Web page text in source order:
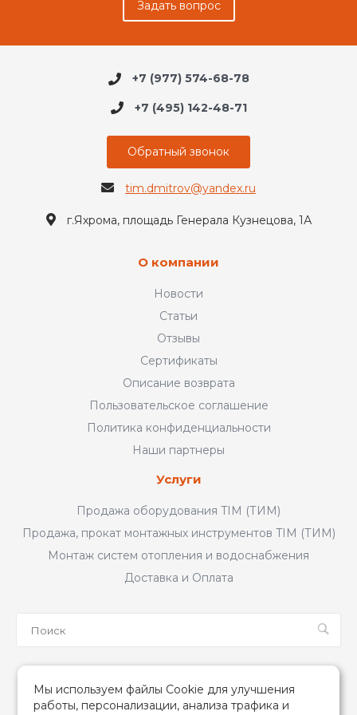
Задать вопрос
+7 (977) 574-68-78
+7 (495) 142-48-71
Обратный звонок
tim.dmitrov@yandex.ru
г.Яхрома, площадь Генерала Кузнецова, 1А
О компании
Новости
Статьи
Отзывы
Сертификаты
Описание возврата
Пользовательское соглашение
Политика конфиденциальности
Наши партнеры
Услуги
Продажа оборудования TIM (ТИМ)
Продажа, прокат монтажных инструментов TIM (ТИМ)
Монтаж систем отопления и водоснабжения
Доставка и Оплата
Мы используем файлы Cookie для улучшения
работы, персонализации, анализа трафика и